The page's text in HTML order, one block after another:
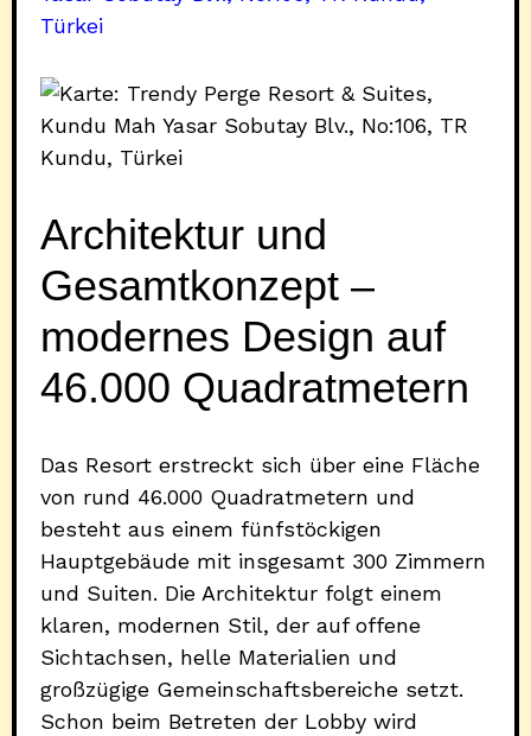
Türkei
Architektur und
Gesamtkonzept –
modernes Design auf
46.000 Quadratmetern
Das Resort erstreckt sich über eine Fläche
von rund 46.000 Quadratmetern und
besteht aus einem fünfstöckigen
Hauptgebäude mit insgesamt 300 Zimmern
und Suiten. Die Architektur folgt einem
klaren, modernen Stil, der auf offene
Sichtachsen, helle Materialien und
großzügige Gemeinschaftsbereiche setzt.
Schon beim Betreten der Lobby wird